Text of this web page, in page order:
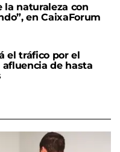
la naturaleza con
en CaixaForum
el tráfico por el
de hasta